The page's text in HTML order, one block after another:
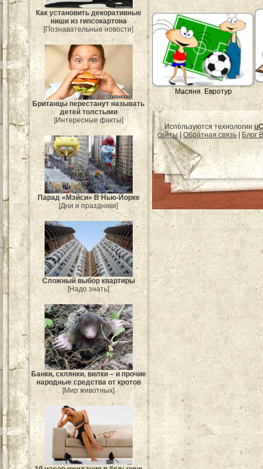
Как установить декоративные
ниши из гипсокартона
[Познавательные новости]
Британцы перестанут называть
детей толстыми
[Интересные факты]
Парад «Мэйси» В Нью-Йорке
[Дни и праздники]
Сложный выбор квартиры
[Надо знать]
Банки, склянки, вилки – и прочие
народные средства от кротов
[Мир животных]
Масяня. Евротур
Используются технологии
сайты|Обратная связь Блог